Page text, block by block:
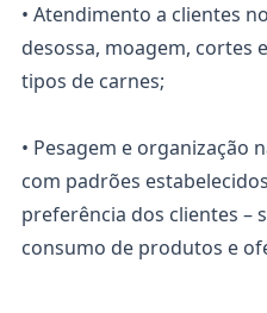
• Atendimento a clientes
desossa, moagem, cortes
tipos de carnes;
• Pesagem e organização
com padrões
preferência dos clientes –
consumo de produtos e